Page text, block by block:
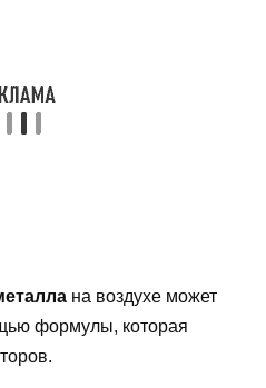
на воздухе может
формулы, которая